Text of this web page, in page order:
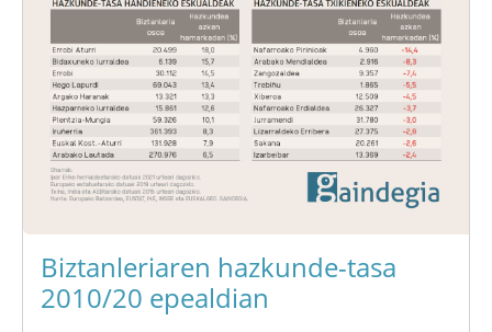
Biztanleriaren hazkunde-tasa
2010/20 epealdian